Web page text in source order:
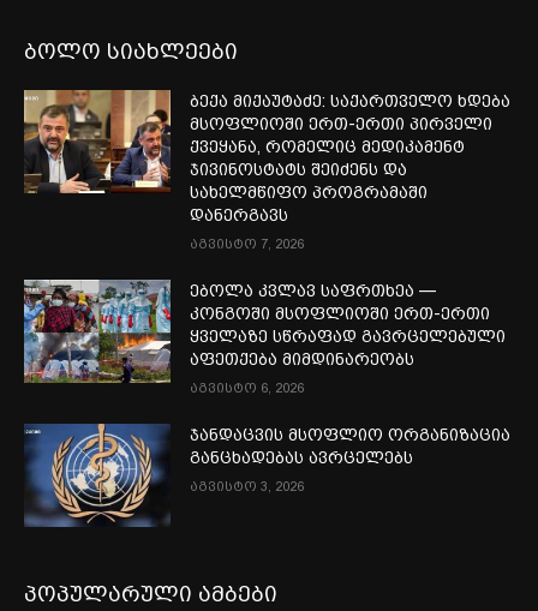
ბოლო სიახლეები
ბექა მიქაუტაძე: საქართველო ხდება
მსოფლიოში ერთ-ერთი პირველი
ქვეყანა, რომელიც მედიკამენტ
ჯივინოსტატს შეიძენს და
სახელმწიფო პროგრამაში
დანერგავს
აგვისტო 7, 2026
ებოლა კვლავ საფრთხეა —
კონგოში მსოფლიოში ერთ-ერთი
ყველაზე სწრაფად გავრცელებული
აფეთქება მიმდინარეობს
აგვისტო 6, 2026
ჯანდაცვის მსოფლიო ორგანიზაცია
განცხადებას ავრცელებს
აგვისტო 3, 2026
პოპულარული ამბები